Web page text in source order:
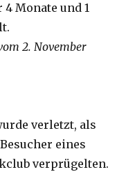
Monate und 1
2. November
verletzt, als
eines
verprügelten.